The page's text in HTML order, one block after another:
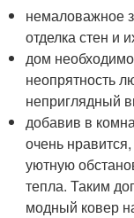
немаловажное
отделка стен и
дом
неопрятность
неприглядный
добавив в
очень
уютную
тепла. Таким
модный ковер